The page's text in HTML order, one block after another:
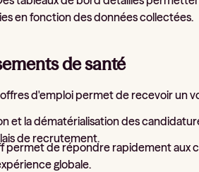
en fonction des données collectées.
de santé
offres d'emploi permet de recevoir un
et la dématérialisation des
de recrutement.
permet de répondre rapidement aux
globale.